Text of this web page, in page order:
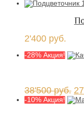
2'400 руб.
-28% Акция!
38'500руб.
-10% Акция!